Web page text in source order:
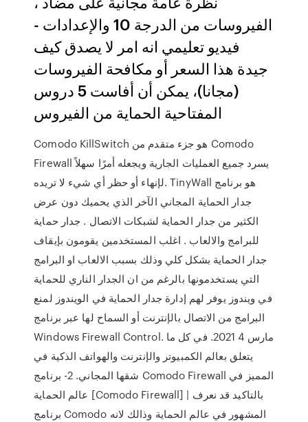
الفيروسات من الدرجة 10 والإعدادات -
فيديو تعليمي انه امر لا يصدق كيف
جيدة هذا السعر أو مكافحة الفيروسات
(مجانا)، يمكن أن أفاست 5 دروس
المفتاحية الحماية من الفيروس
Comodo KillSwitch هو جزء متقدم من Comodo
Firewall يسرد جميع العمليات الجارية ويجعله أمرًا سهلاً
لإنهاء أو حظر أي شيء لا تريده. TinyWall هو برنامج
جدار الحماية المجاني الآخر الذي يحميك دون عرض
الكثير من جدار الحماية لشبكات الاتصال . جدار حماية
للبرامج والالعاب . اغلب المستخدمين يقومون بإيقاف
جدار الحماية بشكل كلي وذلك بسبب الالعاب او البرامج
التي يستخدمونها بالرغم من ان الجدار الناري للحماية
في ويندوز يوفر لهم إدارة جدار الحماية في الويندوز لمنع
البرامج من الاتصال بالإنترنت أو السماح لها عبر برنامج
Windows Firewall Control. مارس 4 2021. في كل ما
يتعلق بعالم الكمبيوتر والإنترنت والهواتف الذكية في
شقها المجاني. 2- برنامج Comodo Firewall المميز في
عالم الحماية [Comodo Firewall] | بالتاكيد قد نعرف
برنامج Comodo المشهور في عالم الحماية وذالك لانه